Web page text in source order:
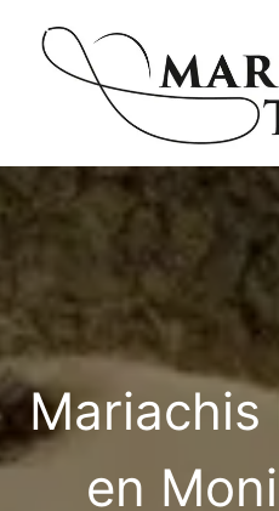
Mariachis
en